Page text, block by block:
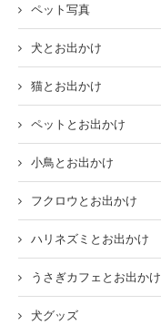
ペット写真
犬とお出かけ
猫とお出かけ
ペットとお出かけ
小鳥とお出かけ
フクロウとお出かけ
ハリネズミとお出かけ
うさぎカフェとお出かけ
犬グッズ